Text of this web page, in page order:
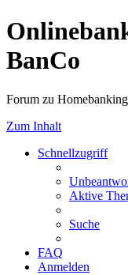
BanCo
Forum zu
Zum Inhalt
Schnellzugriff
Aktive
Suche
FAQ
Anmelden